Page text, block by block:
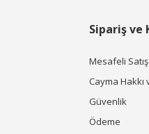
Sipariş ve
Mesafeli
Cayma Hakkı
Güvenlik
Ödeme